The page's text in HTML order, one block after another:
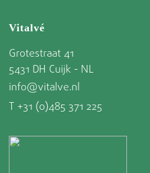
Vitalvé
Grotestraat 41
5431 DH Cuijk - NL
info@vitalve.nl
T +31 (0)485 371 225